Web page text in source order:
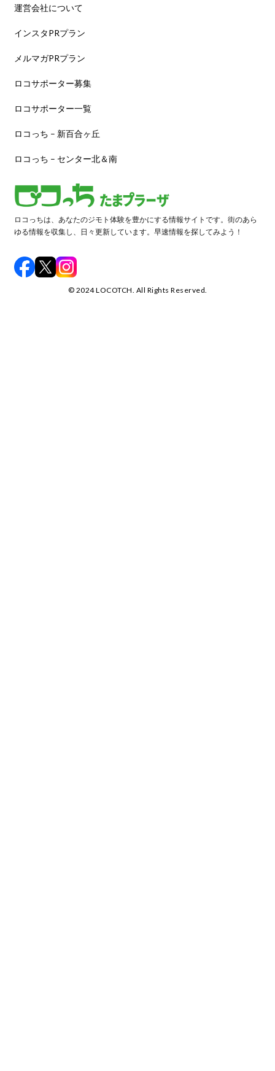
運営会社について
インスタPRプラン
メルマガPRプラン
ロコサポーター募集
ロコサポーター一覧
ロコっち – 新百合ヶ丘
ロコっち – センター北＆南
ロコっちは、あなたのジモト体験を豊かにする情報サイトです。街のあら
ゆる情報を収集し、日々更新しています。早速情報を探してみよう！
©️ 2024 LOCOTCH. All Rights Reserved.